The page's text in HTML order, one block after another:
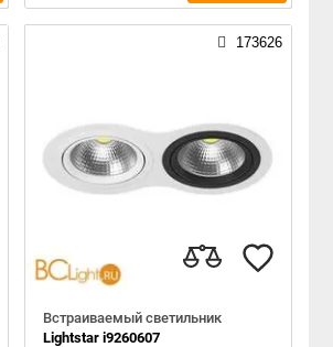
173626
Встраиваемый светильник
Lightstar i9260607